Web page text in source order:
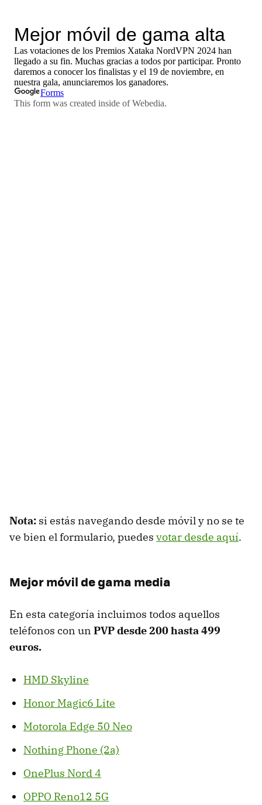
Nota: si estás navegando desde móvil y no se te
ve bien el formulario, puedes votar desde aquí.
Mejor móvil de gama media
En esta categoría incluimos todos aquellos
teléfonos con un PVP desde 200 hasta 499
euros.
HMD Skyline
Honor Magic6 Lite
Motorola Edge 50 Neo
Nothing Phone (2a)
OnePlus Nord 4
OPPO Reno12 5G